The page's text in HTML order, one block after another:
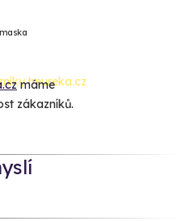
máme
zákazníků.